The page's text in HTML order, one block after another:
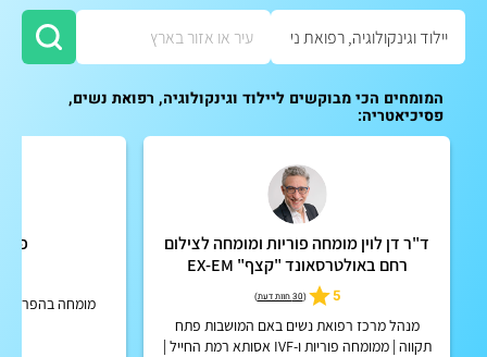
המומחים הכי מבוקשים ליילוד וגינקולוגיה, רפואת נשים,
פסיכיאטריה:
ד"ר דן לוין מומחה פוריות ומומחה לצילום
רחם באולטרסאונד "קצף" EX-EM
5
(30 חוות דעת )
מנהל מרכז רפואת נשים באם המושבות פתח
תקווה | ממומחה פוריות ו-IVF אסותא רמת החייל |
מומחה בהפריה